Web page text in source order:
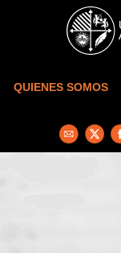
Skip to main content
QUIENES SOMOS